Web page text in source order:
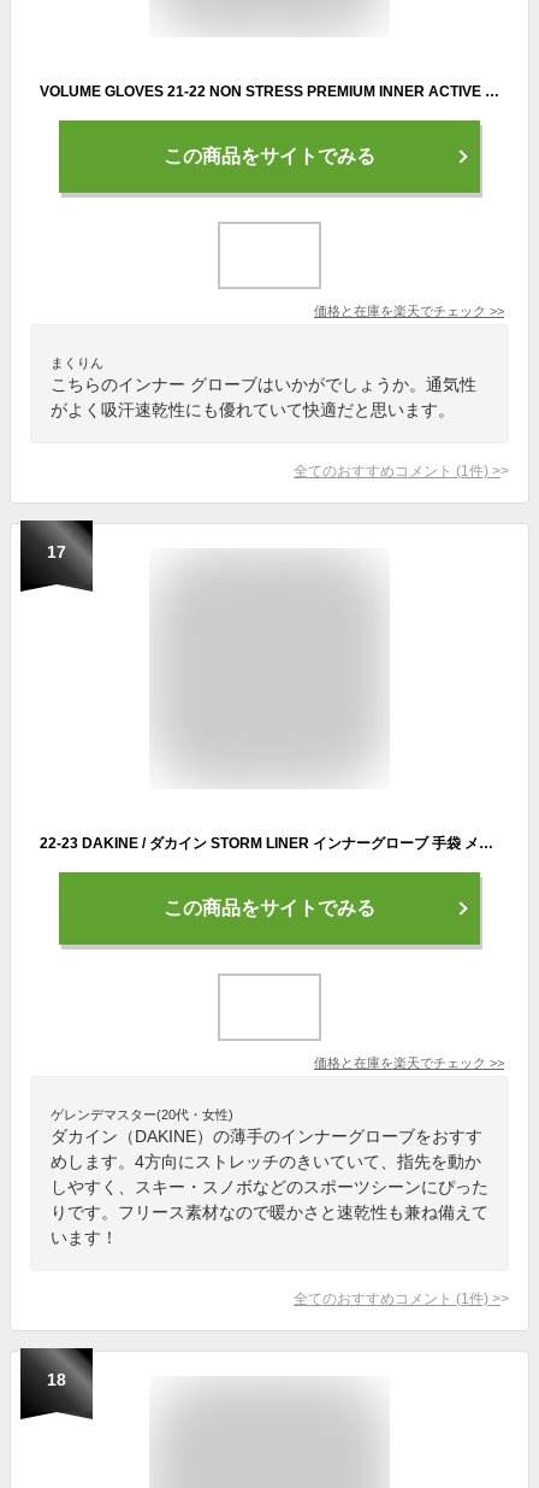
VOLUME GLOVES 21-22 NON STRESS PREMIUM INNER ACTIVE WARM 【スノーボード グローブ 吸汗 速乾 メッシュ】【ボリューム インナー グローブ】【日本正規品】
この商品をサイトでみる
価格と在庫を楽天でチェック >>
まくりん
こちらのインナー グローブはいかがでしょうか。通気性
がよく吸汗速乾性にも優れていて快適だと思います。
全てのおすすめコメント (1 件) >
17
22-23 DAKINE / ダカイン STORM LINER インナーグローブ 手袋 メンズ スキー スノーボード メール便対応
この商品をサイトでみる
価格と在庫を楽天でチェック >>
ゲレンデマスター(20代・女性)
ダカイン（DAKINE）の薄手のインナーグローブをおすす
めします。4方向にストレッチのきいていて、指先を動か
しやすく、スキー・スノボなどのスポーツシーンにぴった
りです。フリース素材なので暖かさと速乾性も兼ね備えて
います！
全てのおすすめコメント (1 件) >
18